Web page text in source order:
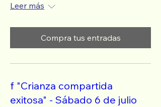
Leer más
Compra tus entradas
f "Crianza compartida
exitosa" - Sábado 6 de julio